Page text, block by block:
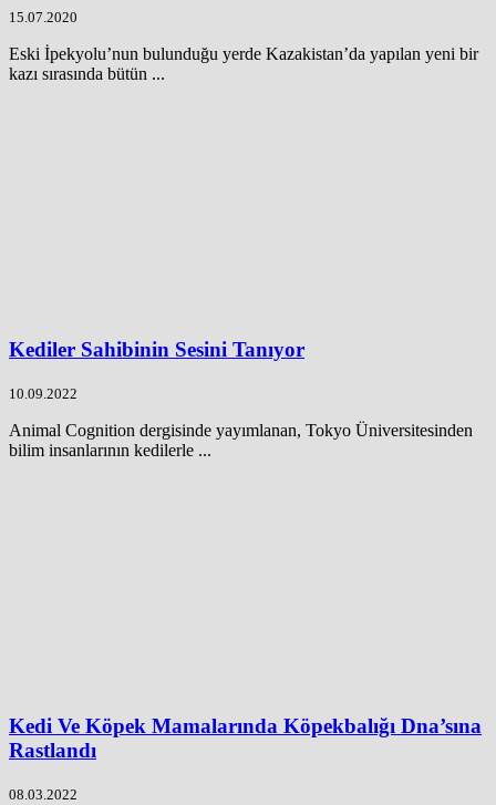
15.07.2020
Eski İpekyolu’nun bulunduğu yerde Kazakistan’da yapılan yeni bir
kazı sırasında bütün ...
Kediler Sahibinin Sesini Tanıyor
10.09.2022
Animal Cognition dergisinde yayımlanan, Tokyo Üniversitesinden
bilim insanlarının kedilerle ...
Kedi Ve Köpek Mamalarında Köpekbalığı Dna’sına
Rastlandı
08.03.2022